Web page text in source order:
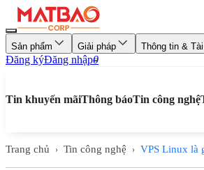
Sản phẩm Giải pháp Thông tin &
Đăng kýĐăng nhập0
Tin khuyến mãiThông báoTin công nghệ
Trang chủ › Tin công nghệ › VPS Linux là